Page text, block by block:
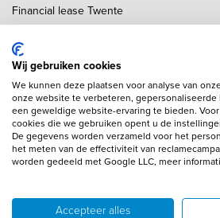
Financial lease Twente
Financial lease Zwolle
Copyright navigation
Adverteren
Autobedrijven
Wij gebruiken cookies
We kunnen deze plaatsen voor analyse van
onze website te verbeteren,
een geweldige website-ervaring te bieden.
cookies die we gebruiken opent u de
De gegevens worden verzameld voor het
het meten van de effectiviteit van
worden gedeeld met Google LLC, meer
Accepteer alles